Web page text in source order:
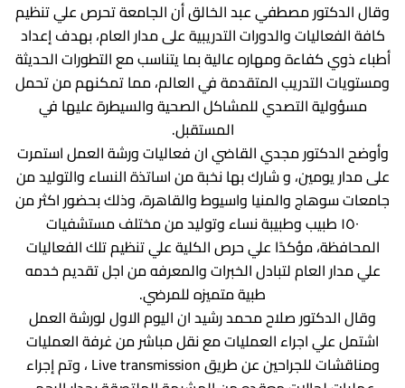
ادارة الازمات والكوارث
الخدمات الالكترونية
التخطيط الاستراتيجي
وحدة الصيانة
وحدة ابحاث حيوانات التجارب
كلية الطب جامعة الفيوم
كلية الطب جامعة كفر الشيخ
كلية الطب جامعة المنصورة
كلية الطب جامعة المنيا
كلية الطب جامعة المنوفية
كلية الطب بقنا جامعة جنوب الوادى
كلية الطب بالإسماعيلية جامعة قناة السويس
كلية الطب جامعة الزقازيق
كلية الطب جامعة بنها
وقال الدكتور مصطفي عبد الخالق أن الجامعة تحرص علي تنظيم
كافة الفعاليات والدورات التدريبية على مدار العام، بهدف إعداد
أطباء ذوي كفاءة ومهاره عالية بما يتناسب مع التطورات الحديثة
ومستويات التدريب المتقدمة في العالم، مما تمكنهم من تحمل
مسؤولية التصدي للمشاكل الصحية والسيطرة عليها في
المستقبل.
وأوضح الدكتور مجدي القاضي ان فعاليات ورشة العمل استمرت
على مدار يومين، و شارك بها نخبة من اساتذة النساء والتوليد من
جامعات سوهاج والمنيا واسيوط والقاهرة، وذلك بحضور اكثر من
١٥٠ طبيب وطبيبة نساء وتوليد من مختلف مستشفيات
المحافظة، مؤكدًا علي حرص الكلية علي تنظيم تلك الفعاليات
علي مدار العام لتبادل الخبرات والمعرفه من اجل تقديم خدمه
طبية متميزه للمرضي.
وقال الدكتور صلاح محمد رشيد ان اليوم الاول لورشة العمل
اشتمل علي اجراء العمليات مع نقل مباشر من غرفة العمليات
ومناقشات للجراحين عن طريق Live transmission ، وتم إجراء